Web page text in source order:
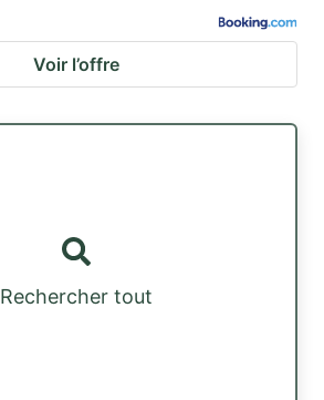
Voir l’offre
Rechercher tout